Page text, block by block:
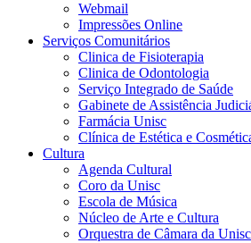
Webmail
Impressões Online
Serviços Comunitários
Clinica de Fisioterapia
Clinica de Odontologia
Serviço Integrado de Saúde
Gabinete de Assistência
Farmácia Unisc
Clínica de Estética e
Cultura
Agenda Cultural
Coro da Unisc
Escola de Música
Núcleo de Arte e Cultura
Orquestra de Câmara da Unisc